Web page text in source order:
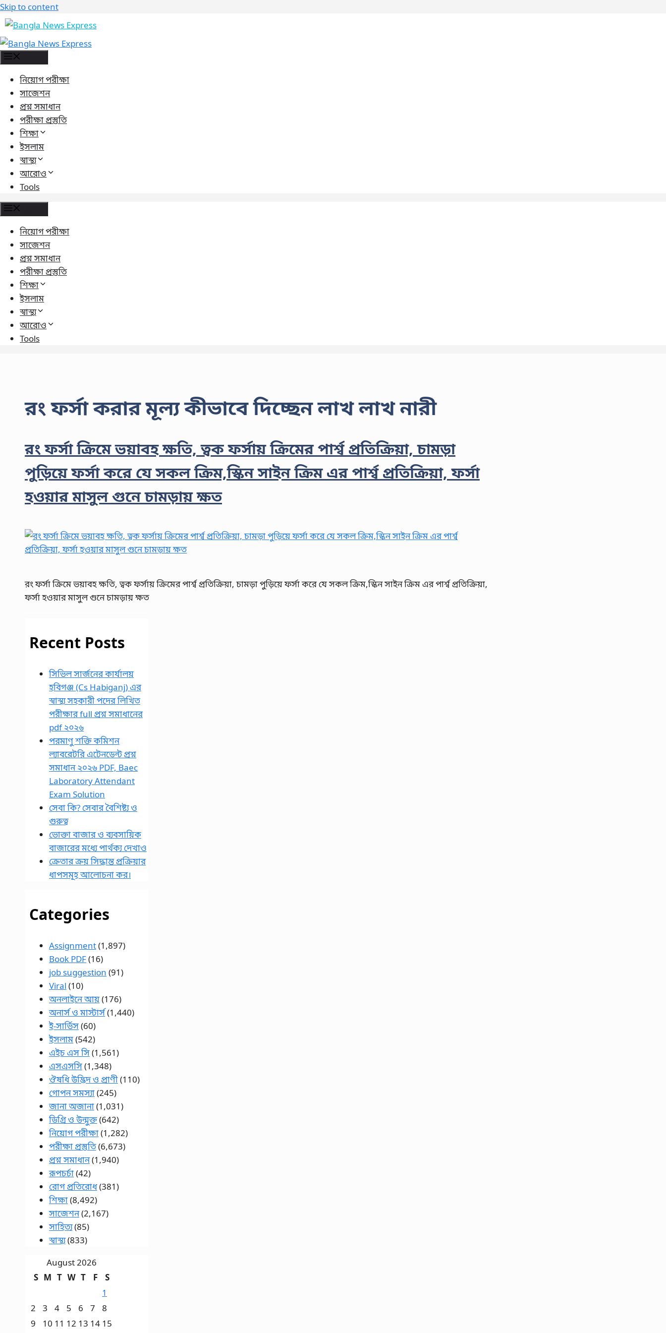
Skip to content
নিয়োগ পরীক্ষা
সাজেশন
প্রশ্ন সমাধান
পরীক্ষা প্রস্তুতি
শিক্ষা
ইসলাম
স্বাস্থ্য
আরোও
Tools
নিয়োগ পরীক্ষা
সাজেশন
প্রশ্ন সমাধান
পরীক্ষা প্রস্তুতি
শিক্ষা
ইসলাম
স্বাস্থ্য
আরোও
Tools
রং ফর্সা করার মূল্য কীভাবে দিচ্ছেন লাখ লাখ নারী
রং ফর্সা ক্রিমে ভয়াবহ ক্ষতি, ত্বক ফর্সায় ক্রিমের পার্শ্ব প্রতিক্রিয়া, চামড়া
পুড়িয়ে ফর্সা করে যে সকল ক্রিম,স্কিন সাইন ক্রিম এর পার্শ্ব প্রতিক্রিয়া, ফর্সা
হওয়ার মাসুল গুনে চামড়ায় ক্ষত
রং ফর্সা ক্রিমে ভয়াবহ ক্ষতি, ত্বক ফর্সায় ক্রিমের পার্শ্ব প্রতিক্রিয়া, চামড়া পুড়িয়ে ফর্সা করে যে সকল ক্রিম,স্কিন সাইন ক্রিম এর পার্শ্ব প্রতিক্রিয়া,
ফর্সা হওয়ার মাসুল গুনে চামড়ায় ক্ষত
Recent Posts
সিভিল সার্জনের কার্যালয়
হবিগঞ্জ (Cs Habiganj) এর
স্বাস্থ্য সহকারী পদের লিখিত
পরীক্ষার full প্রশ্ন সমাধানের
pdf ২০২৬
পরমাণু শক্তি কমিশন
ল্যাবরেটরি এটেনডেন্ট প্রশ্ন
সমাধান ২০২৬ PDF, Baec
Laboratory Attendant
Exam Solution
সেবা কি? সেবার বৈশিষ্ট্য ও
গুরুত্ব
ভোক্তা বাজার ও ব্যবসায়িক
বাজারের মধ্যে পার্থক্য দেখাও
ক্রেতার ক্রয় সিদ্ধান্ত প্রক্রিয়ার
ধাপসমূহ আলোচনা কর।
Categories
Assignment(1,897)
Book PDF(16)
job suggestion (91)
Viral (10)
অনলাইনে আয়(176)
অনার্স ও মাস্টার্স(1,440)
ই-সার্ভিস(60)
ইসলাম(542)
এইচ এস সি(1,561)
এসএসসি(1,348)
ঔষধি উদ্ভিদ ও প্রাণী(110)
গোপন সমস্যা(245)
জানা অজানা(1,031)
ডিগ্রি ও উন্মুক্ত(642)
নিয়োগ পরীক্ষা(1,282)
পরীক্ষা প্রস্তুতি(6,673)
প্রশ্ন সমাধান(1,940)
রূপচর্চা(42)
রোগ প্রতিরোধ(381)
শিক্ষা(8,492)
সাজেশন(2,167)
সাহিত্য(85)
স্বাস্থ্য(833)
August 2026
S M T W T F
S
1
2
3 4 5 6 7
8
9
10 11 12 13 14 15